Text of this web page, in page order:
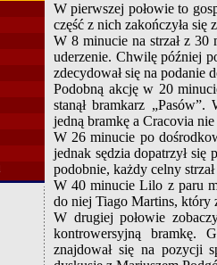
W pierwszej połowie to
część z nich zakończyła się
W 8 minucie na strzał z 30
uderzenie. Chwilę później
zdecydował się na podanie
Podobną akcję w 20
stanął bramkarz
jedną bramkę a Cracovia nie
W 26 minucie po
jednak sędzia dopatrzył
podobnie, każdy celny
W 40 minucie Lilo z paru
do niej Tiago Martins, który
W drugiej połowie
kontrowersyjną bramkę.
znajdował się na pozycji